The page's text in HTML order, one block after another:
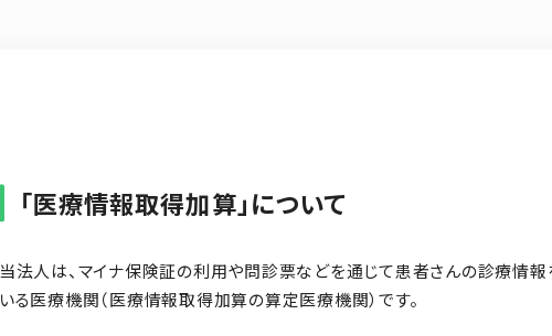
「医療情報取得加算」について
当法人は、マイナ保険証の利用や問診票などを通じて患者さんの診療情
いる医療機関（医療情報取得加算の算定医療機関）です。